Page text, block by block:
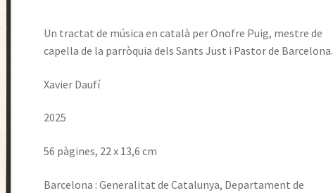
Un tractat de música en català per Onofre Puig, mestre de
capella de la parròquia dels Sants Just i Pastor de Barcelona.
Xavier Daufí
2025
56 pàgines, 22 x 13,6 cm
Barcelona : Generalitat de Catalunya, Departament de